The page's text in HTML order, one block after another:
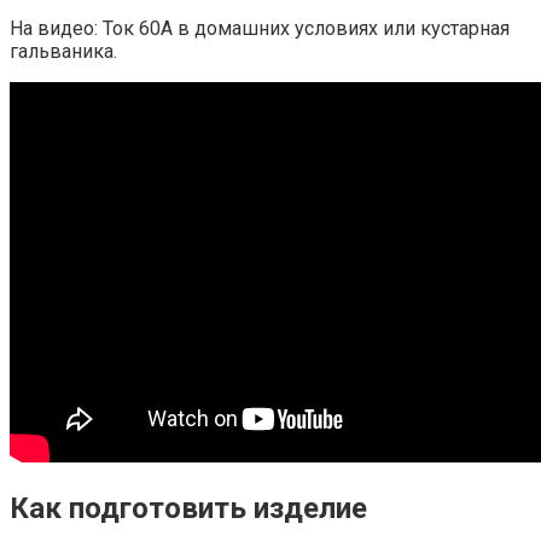
На видео: Ток 60А в домашних условиях или кустарная
гальваника.
Как подготовить изделие